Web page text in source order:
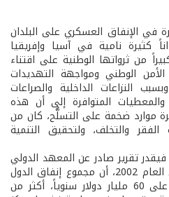
في الإنفاق العسكري على البلدان
كثيرة نامية في آسيا وإفريقيا
من ثرواتها الوطنية على اقتناء
الوطني ومواجهة التهديدات
النزاعات الداخلية والصراعات
والمعطيات المتوافرة إلى أن هذه
موارد ضخمة على التسلُّح، كان من
والتخلف، ولتحقيق التنمية
فيقدر تقرير صادر عن المعهد الدولي
للدراسات الإستراتيجية في لندن العام 2002، أن مجموع إنفاق الدول
العربية (باستثناء العراق) يزيد على 60 مليار دولار سنوياً، أكثر من